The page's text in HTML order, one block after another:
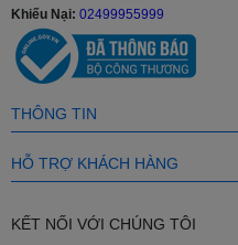
Các công nghệ nổi bật ở
Công nghệ làm lạnh vòm
Diệt khuẩn, khử mùi lọc
Tiết kiệm điện, chạy êm ái
Green Air tự hào là nhà phân
hàng nổi tiếng sau đây:
Sharp,...
Khiếu Nại: 02499955999
THÔNG TIN
HỖ TRỢ KHÁCH HÀNG
KẾT NỐI VỚI CHÚNG TÔI